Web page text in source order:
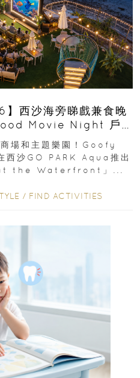
】西沙海旁睇戲兼食晚
Movie Night 戶
場和主題樂園！Goofy
沙GO PARK Aqua推出
the Waterfront」...
/ FIND ACTIVITIES